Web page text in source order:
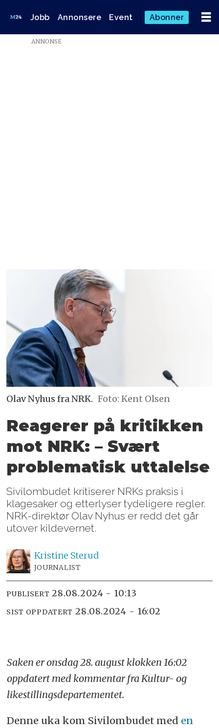
Jobb Annonsere Event Abonner
ANNONSE
Olav Nyhus fra NRK. Foto: Kent Olsen
Reagerer på kritikken
mot NRK: – Svært
problematisk uttalelse
Sivilombudet kritiserer NRKs praksis i
klagesaker og etterlyser tydeligere regler.
NRK-direktør Olav Nyhus er redd det går
utover kildevernet.
Kristine Sterud
JOURNALIST
PUBLISERT 28.08.2024 - 10:13
SIST OPPDATERT 28.08.2024 - 16:02
Saken er onsdag 28. august klokken 16:02
oppdatert med kommentar fra Kultur- og
likestillingsdepartementet.
Denne uka kom Sivilombudet med en